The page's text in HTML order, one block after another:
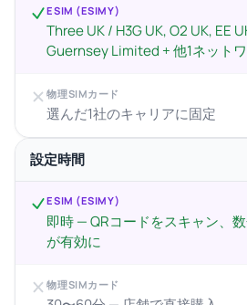
ESIM (ESIMY)
Three UK / H3G UK, O2 UK, EE
Guernsey Limited + 他1ネット
物理SIMカード
選んだ1社のキャリアに固定
設定時間
ESIM (ESIMY)
即時 — QRコードをスキャン、
が有効に
物理SIMカード